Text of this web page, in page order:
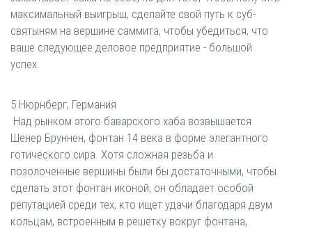
максимальный выигрыш, сделайте свой путь к суб-
святыням на вершине саммита, чтобы убедиться, что
ваше следующее деловое предприятие - большой
успех.
5 Нюрнберг, Германия
Над рынком этого баварского хаба возвышается
Шёнер Бруннен, фонтан 14 века в форме элегантного
готического сира. Хотя сложная резьба и
позолоченные вершины были бы достаточными, чтобы
сделать этот фонтан иконой, он обладает особой
репутацией среди тех, кто ищет удачи благодаря двум
кольцам, встроенным в решетку вокруг фонтана,